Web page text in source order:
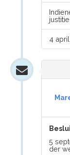
4
5
der